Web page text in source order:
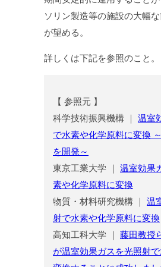
ソリン製造等の施設の大幅
が望める。
詳しくは下記を参照のこと。
【 参照元 】
科学技術振興機構 ｜ 温室
で水素や化学原料に変換
を開発～
東京工業大学 ｜ 温室効果
素や化学原料に変換
物質・材料研究機構 ｜ 温
射で水素や化学原料に変換
高知工科大学 ｜ 藤田教授
が温室効果ガスを光照射で